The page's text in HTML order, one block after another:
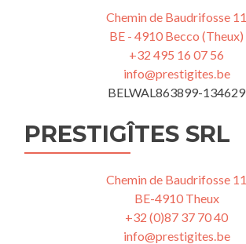
Chemin de Baudrifosse 11
BE - 4910 Becco (Theux)
+32 495 16 07 56
info@prestigites.be
BELWAL863899-134629
PRESTIGÎTES SRL
Chemin de Baudrifosse 11
BE-4910 Theux
+32 (0)87 37 70 40
info@prestigites.be